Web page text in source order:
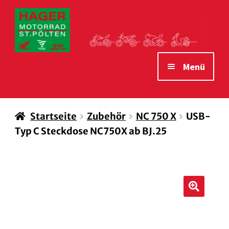
Zur
Navigation
springen
Zum
Inhalt
springen
Menü
STARTSEITE
MOTORRÄDER
Startseite Zubehör NC 750 X
USB-
Typ C Steckdose NC750X ab BJ.25